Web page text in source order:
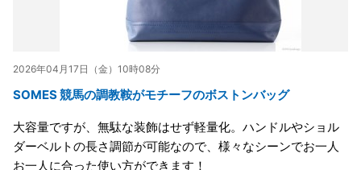
2026年04月17日（金）10時08分
SOMES 競馬の調教鞍がモチーフのボストンバッグ
大容量ですが、無駄な装飾はせず軽量化。ハンドルやショル
ダーベルトの長さ調節が可能なので、様々なシーンでお一人
お一人に合った使い方ができます！